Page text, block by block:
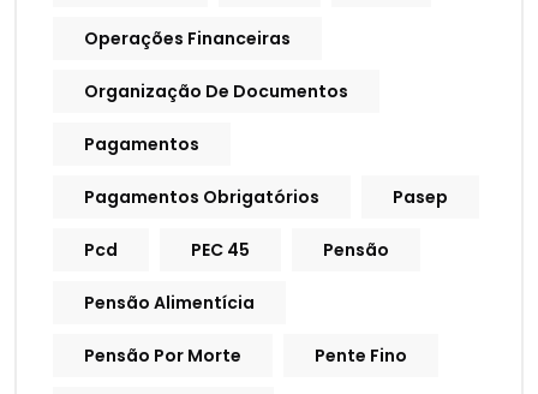
Operações Financeiras
Organização De Documentos
Pagamentos
Pagamentos Obrigatórios Pasep
Pcd PEC 45 Pensão
Pensão Alimentícia
Pensão Por Morte Pente Fino